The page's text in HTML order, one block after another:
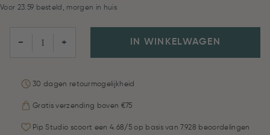
Voor 23:59 besteld, morgen in huis
− + IN WINKELWAGEN
30 dagen retourmogelijkheid
Gratis verzending boven €75
Pip Studio scoort een 4.68/5 op basis van 7.928 beoordelingen